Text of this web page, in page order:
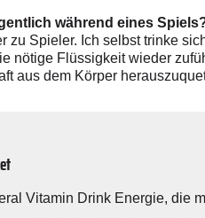
­während eines
zu Spieler. Ich selbst trinke
nötige Flüssigkeit wieder
aus dem Körper
Vitamin Drink Energie, die